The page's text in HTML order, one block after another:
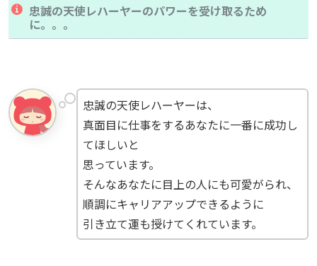
忠誠の天使レハーヤーのパワーを受け取るため
に。。。
忠誠の天使レハーヤーは、
真面目に仕事をするあなたに一番に成功し
てほしいと
思っています。
そんなあなたに目上の人にも可愛がられ、
順調にキャリアアップできるように
引き立て運も授けてくれています。